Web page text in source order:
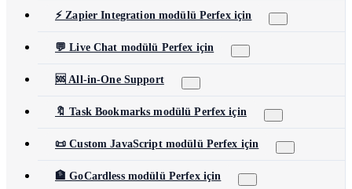
⚡ Zapier Integration modülü Perfex için
💬 Live Chat modülü Perfex için
🆘 All-in-One Support
🔖 Task Bookmarks modülü Perfex için
📜 Custom JavaScript modülü Perfex için
🏦 GoCardless modülü Perfex için